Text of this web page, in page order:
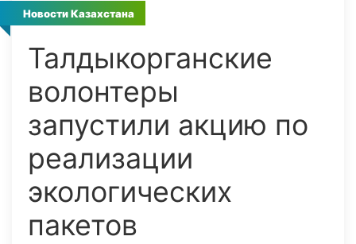
Новости Казахстана
Талдыкорганские
волонтеры
запустили акцию по
реализации
экологических
пакетов